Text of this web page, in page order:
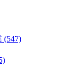
(547)